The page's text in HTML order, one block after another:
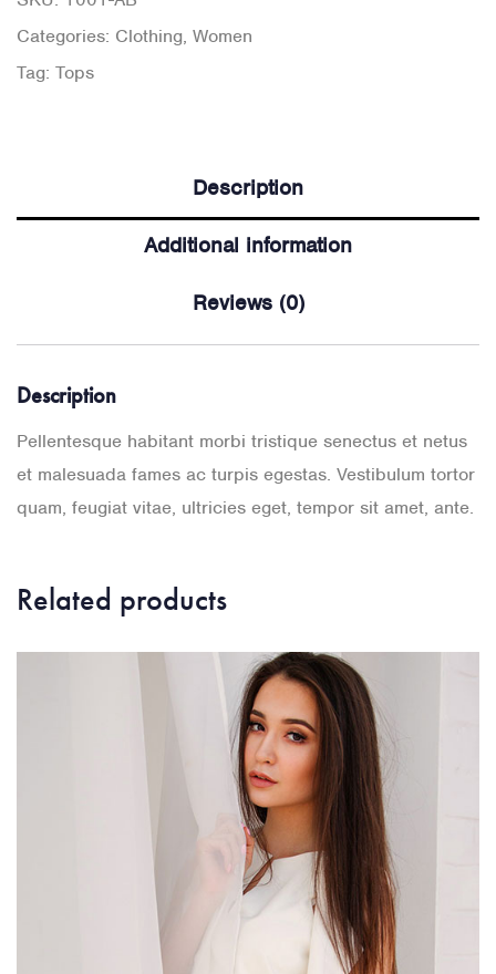
Categories: Clothing, Women
Tag: Tops
Description
Additional information
Reviews (0)
Description
Pellentesque habitant morbi tristique senectus et netus
et malesuada fames ac turpis egestas. Vestibulum tortor
quam, feugiat vitae, ultricies eget, tempor sit amet, ante.
Related products